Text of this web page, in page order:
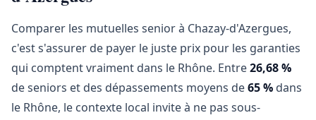
Comparer les mutuelles senior à Chazay-d'Azergues,
c'est s'assurer de payer le juste prix pour les garanties
qui comptent vraiment dans le Rhône. Entre26,68 %
de seniors et des dépassements moyens de65 % dans
le Rhône, le contexte local invite à ne pas sous-